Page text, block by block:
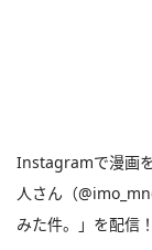
Instagramで漫画
人さん（
みた件。」を配信！